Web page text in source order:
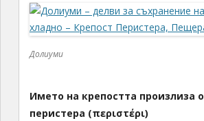
Долиуми
Името на крепостта произлиза
перистера (περιστέρι)